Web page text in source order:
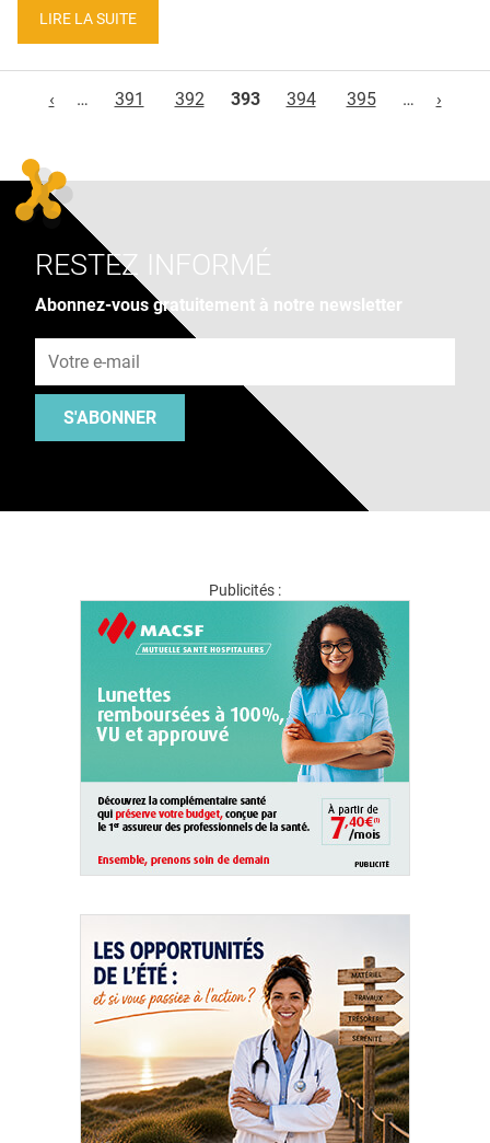
LIRE LA SUITE
‹
… 391 392 393 394 395 … ›
RESTEZ INFORMÉ
Abonnez-vous gratuitement à notre newsletter
S'ABONNER
Publicités :